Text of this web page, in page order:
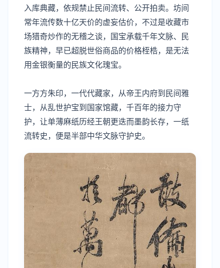
入库典藏，依规禁止民间流转、公开拍卖。坊间
常年流传数十亿天价的虚妄估价，不过是收藏市
场猎奇炒作的无稽之谈，国宝承载千年文脉、民
族精神，早已超脱世俗商品的价格桎梏，是无法
用金银衡量的民族文化瑰宝。
一方方朱印，一代代藏家，从帝王内府到民间雅
士，从乱世护宝到国家馆藏，千百年的接力守
护，让单薄麻纸历经王朝更迭而墨韵长存，一纸
流转史，便是半部中华文脉守护史。